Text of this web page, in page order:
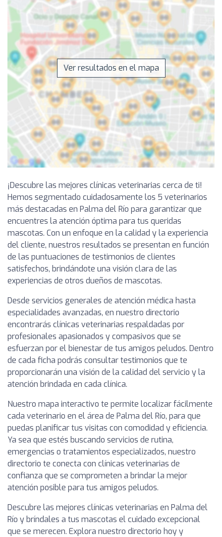
Ver resultados en el mapa
¡Descubre las mejores clínicas veterinarias cerca de ti!
Hemos segmentado cuidadosamente los 5 veterinarios
más destacadas en Palma del Río para garantizar que
encuentres la atención óptima para tus queridas
mascotas. Con un enfoque en la calidad y la experiencia
del cliente, nuestros resultados se presentan en función
de las puntuaciones de testimonios de clientes
satisfechos, brindándote una visión clara de las
experiencias de otros dueños de mascotas.
Desde servicios generales de atención médica hasta
especialidades avanzadas, en nuestro directorio
encontrarás clínicas veterinarias respaldadas por
profesionales apasionados y compasivos que se
esfuerzan por el bienestar de tus amigos peludos. Dentro
de cada ficha podrás consultar testimonios que te
proporcionarán una visión de la calidad del servicio y la
atención brindada en cada clínica.
Nuestro mapa interactivo te permite localizar fácilmente
cada veterinario en el área de Palma del Río, para que
puedas planificar tus visitas con comodidad y eficiencia.
Ya sea que estés buscando servicios de rutina,
emergencias o tratamientos especializados, nuestro
directorio te conecta con clínicas veterinarias de
confianza que se comprometen a brindar la mejor
atención posible para tus amigos peludos.
Descubre las mejores clínicas veterinarias en Palma del
Río y bríndales a tus mascotas el cuidado excepcional
que se merecen. Explora nuestro directorio hoy y